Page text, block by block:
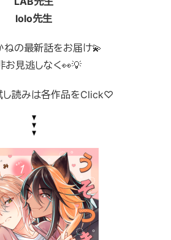
lolo先生
ねの最新話をお届け💫
お見逃しなく👀💡
読みは各作品をClick♡